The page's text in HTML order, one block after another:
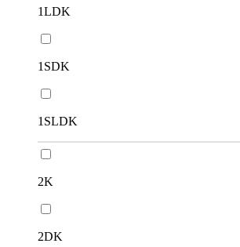
1LDK
1SDK
1SLDK
2K
2DK